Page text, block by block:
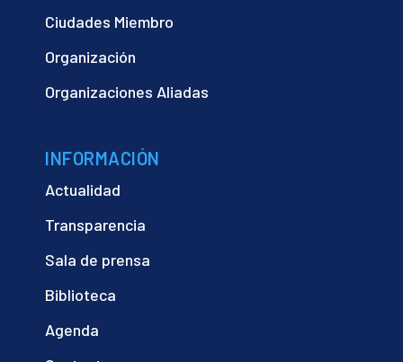
Ciudades Miembro
Organización
Organizaciones Aliadas
INFORMACIÓN
Actualidad
Transparencia
Sala de prensa
Biblioteca
Agenda